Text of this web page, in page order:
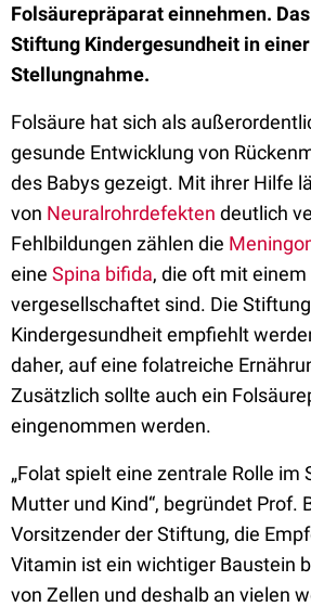
Folsäurepräparat einnehmen.
Stiftung Kindergesundheit in
Stellungnahme.
Folsäure hat sich als
gesunde Entwicklung von
des Babys gezeigt. Mit ihrer Hilfe
von Neuralrohrdefekten deutlich
Fehlbildungen zählen die
eine Spina bifida, die oft mit einem
vergesellschaftet sind. Die
Kindergesundheit empfiehlt
daher, auf eine folatreiche
Zusätzlich sollte auch ein
eingenommen werden.
„Folat spielt eine zentrale Rolle im
Mutter und Kind“, begründet Prof.
Vorsitzender der Stiftung, die
Vitamin ist ein wichtiger Baustein
von Zellen und deshalb an vielen